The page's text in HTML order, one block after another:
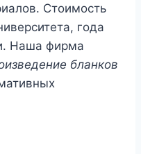
Стоимость
года
Наша фирма
бланков